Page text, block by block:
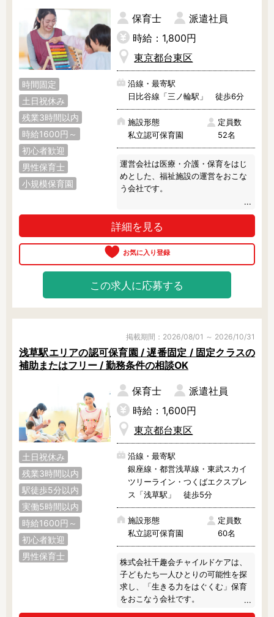
時間固定
土日祝休み
残業3時間以内
時給1600円～
初心者歓迎
男性保育士
小規模保育園
保育士
派遣社員
時給：1,800円
東京都台東区
沿線・最寄駅
日比谷線「三ノ輪駅」 徒歩6分
施設形態
私立認可保育園
定員数
52名
運営会社は医療・介護・保育をはじ
めとした、福祉施設の運営をおこな
う会社です。
運営する保育園では、「もうひとつ
のおうち」をコンセプトに、地域に
愛される、安心できる明るい施設を
目指しています。
保育士さんが働きやすい環境づくり
のため、いま話題のICTも導入してい
ます。
登降園の管理や連絡帳の記入なども
年間休日125日、残業月平均2.2時
間、時短勤務制度等、育休取得率10
0％など、女性が長く勤めるために
必要な制度も全て整った、コーディ
ネーターおすすめの法人さんです。
【ここがポイント】
◎充実した研修制度あり
職員さんのために、年間を通して園
内の研修を多数実施しています。
明確なステップアップ制度・評価制
度を設け、頑張りはしっかりと評価
されます！
また、育児支援や保険など、結婚・
◎入社日応相談
年度途中のご転職の場合には、入社
日を相談したいケースも多くありま
詳細を見る
この求人に応募する
掲載期間：2026/08/01 ～ 2026/10/31
浅草駅エリアの認可保育園 / 遅番固定 / 固定クラスの
補助またはフリー / 勤務条件の相談OK
土日祝休み
残業3時間以内
駅徒歩5分以内
実働5時間以内
時給1600円～
初心者歓迎
男性保育士
保育士
派遣社員
時給：1,600円
東京都台東区
沿線・最寄駅
銀座線・都営浅草線・東武スカイ
ツリーライン・つくばエクスプレ
ス「浅草駅」 徒歩5分
施設形態
私立認可保育園
定員数
60名
株式会社千趣会チャイルドケアは、
子どもたち一人ひとりの可能性を探
求し、「生きる力をはぐくむ」保育
をおこなう会社です。
開園以来、東京・大阪を中心に10施